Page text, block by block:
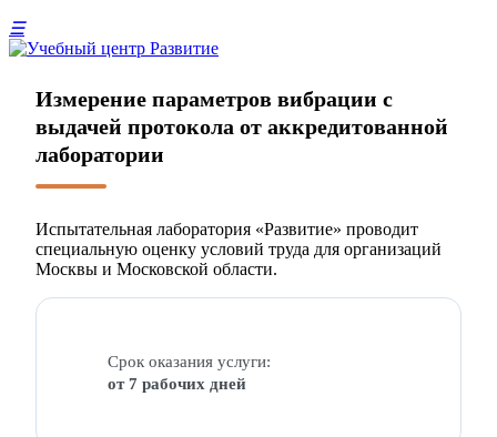
Измерение параметров вибрации с
выдачей протокола от аккредитованной
лаборатории
Испытательная лаборатория «Развитие» проводит
специальную оценку условий труда для организаций
Москвы и Московской области.
Срок оказания услуги:
от 7 рабочих дней